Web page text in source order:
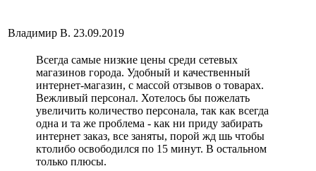
Владимир В. 23.09.2019
Всегда самые низкие цены среди сетевых
магазинов города. Удобный и качественный
интернет-магазин, с массой отзывов о товарах.
Вежливый персонал. Хотелось бы пожелать
увеличить количество персонала, так как всегда
одна и та же проблема - как ни приду забирать
интернет заказ, все заняты, порой жд шь чтобы
ктолибо освободился по 15 минут. В остальном
только плюсы.